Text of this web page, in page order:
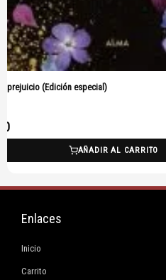
Enlaces
Inicio
Carrito